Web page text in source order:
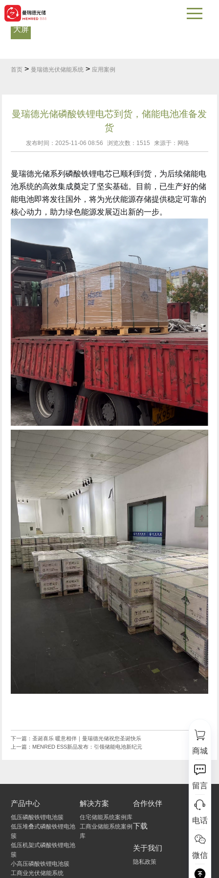
数据
大屏
首页 > 曼瑞德光伏储能系统 > 应用案例
曼瑞德光储磷酸铁锂电芯到货，储能电池准备发
货
发布时间：2025-11-06 08:56 浏览次数： 1515 来源于：网络
曼瑞德光储系列磷酸铁锂电芯已顺利到货，为后续储能电
池系统的高效集成奠定了坚实基础。目前，已生产好的储
能电池即将发往国外，将为光伏能源存储提供稳定可靠的
核心动力，助力绿色能源发展迈出新的一步。
下一篇：圣诞喜乐 暖意相伴｜曼瑞德光储祝您圣诞快乐
上一篇：MENRED ESS新品发布：引领储能电池新纪元
产品中心
低压磷酸铁锂电池簇
低压堆叠式磷酸铁锂电池
簇
低压机架式磷酸铁锂电池
簇
小高压磷酸铁锂电池簇
工商业光伏储能系统
解决方案
住宅储能系统案例库
工商业储能系统案例
库
合作伙伴
下载
关于我们
隐私政策
商城
留言
电话
微信